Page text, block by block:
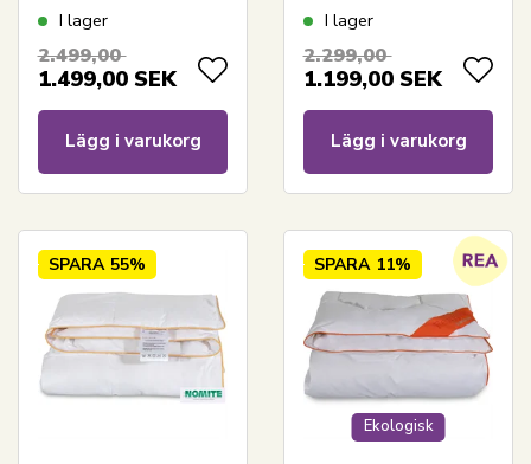
100x140 cm - Borg
I lager
2.499,00
1.499,00 SEK
Lägg i varukorg
Allergivänlig -
Living
I lager
2.299,00
1.199,00 SEK
Lägg i varukorg
SPARA 55%
Ekologisk
SPARA 11%